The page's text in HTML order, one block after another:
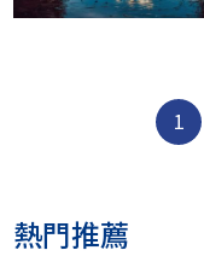
1
熱門推薦